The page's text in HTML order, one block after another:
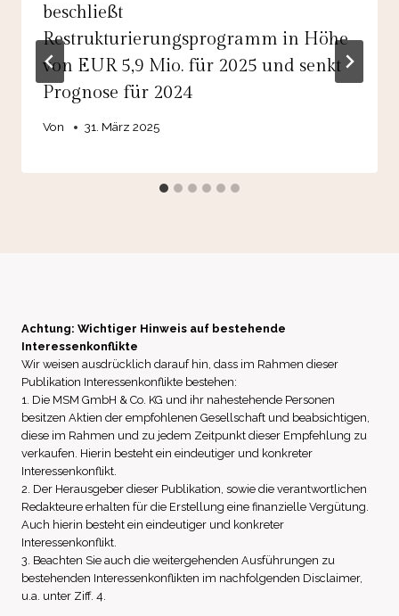
beschließt
Restrukturierungsprogramm in Höhe
von EUR 5,9 Mio. für 2025 und senkt
Prognose für 2024
Von 31. März 2025
Achtung: Wichtiger Hinweis auf bestehende
Interessenkonflikte
Wir weisen ausdrücklich darauf hin, dass im Rahmen dieser
Publikation Interessenkonflikte bestehen:
1. Die MSM GmbH & Co. KG und ihr nahestehende Personen
besitzen Aktien der empfohlenen Gesellschaft und beabsichtigen,
diese im Rahmen und zu jedem Zeitpunkt dieser Empfehlung zu
verkaufen. Hierin besteht ein eindeutiger und konkreter
Interessenkonflikt.
2. Der Herausgeber dieser Publikation, sowie die verantwortlichen
Redakteure erhalten für die Erstellung eine finanzielle Vergütung.
Auch hierin besteht ein eindeutiger und konkreter
Interessenkonflikt.
3. Beachten Sie auch die weitergehenden Ausführungen zu
bestehenden Interessenkonflikten im nachfolgenden Disclaimer,
u.a. unter Ziff. 4.